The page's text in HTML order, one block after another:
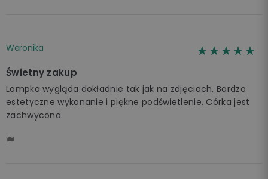
Weronika ☆☆☆☆☆
★★★★★
Świetny zakup
Lampka wygląda dokładnie tak jak na zdjęciach. Bardzo
estetyczne wykonanie i piękne podświetlenie. Córka jest
zachwycona.